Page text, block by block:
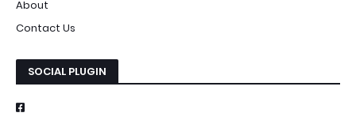
About
Contact Us
SOCIAL PLUGIN